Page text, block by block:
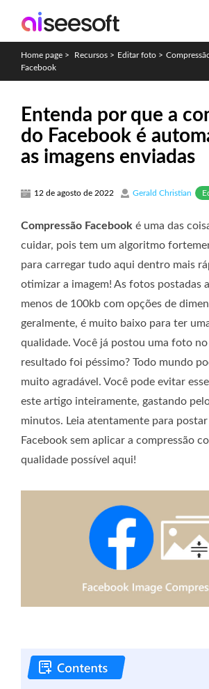
Home page > Recursos > Editar foto >
Facebook
Entenda por que a
do Facebook é
as imagens enviadas
12 de agosto de 2022 Gerald Christian
Compressão Facebook é uma das
cuidar, pois tem um algoritmo
para carregar tudo aqui dentro mais
otimizar a imagem! As fotos postadas
menos de 100kb com opções de
geralmente, é muito baixo para ter
qualidade. Você já postou uma foto no
resultado foi péssimo? Todo mundo
muito agradável. Você pode evitar
este artigo inteiramente, gastando
minutos. Leia atentamente para
Facebook sem aplicar a compressão
qualidade possível aqui!